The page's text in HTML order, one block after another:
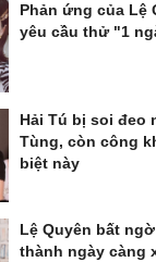
Phản ứng của Lệ
yêu cầu thử "1
Hải Tú bị soi đeo
Tùng, còn công
biệt này
Lệ Quyên bất
thành ngày càng